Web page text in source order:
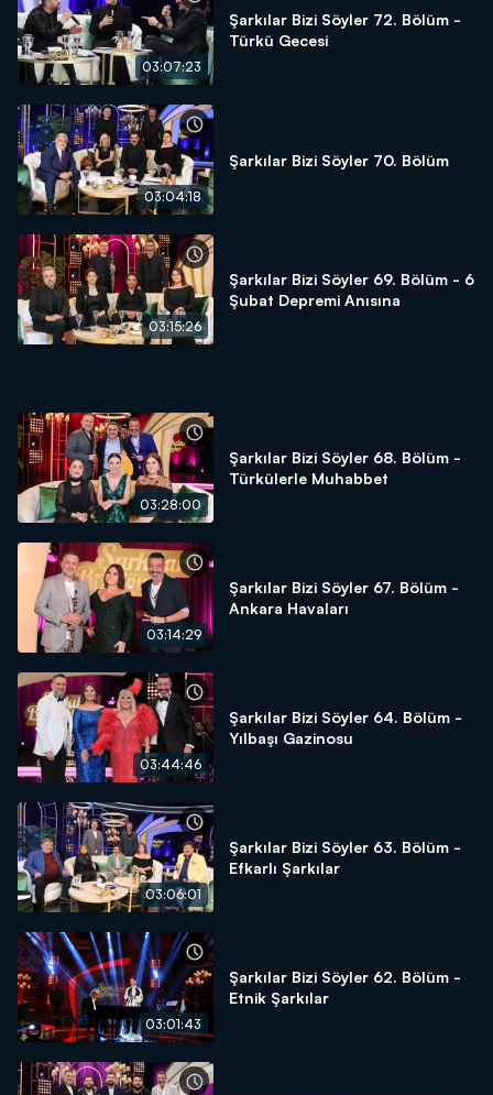
03:07:23
Şarkılar Bizi Söyler 72. Bölüm -
Türkü Gecesi
03:04:18
Şarkılar Bizi Söyler 70. Bölüm
03:15:26
Şarkılar Bizi Söyler 69. Bölüm - 6
Şubat Depremi Anısına
03:28:00
Şarkılar Bizi Söyler 68. Bölüm -
Türkülerle Muhabbet
03:14:29
Şarkılar Bizi Söyler 67. Bölüm -
Ankara Havaları
03:44:46
Şarkılar Bizi Söyler 64. Bölüm -
Yılbaşı Gazinosu
03:06:01
Şarkılar Bizi Söyler 63. Bölüm -
Efkarlı Şarkılar
03:01:43
Şarkılar Bizi Söyler 62. Bölüm -
Etnik Şarkılar